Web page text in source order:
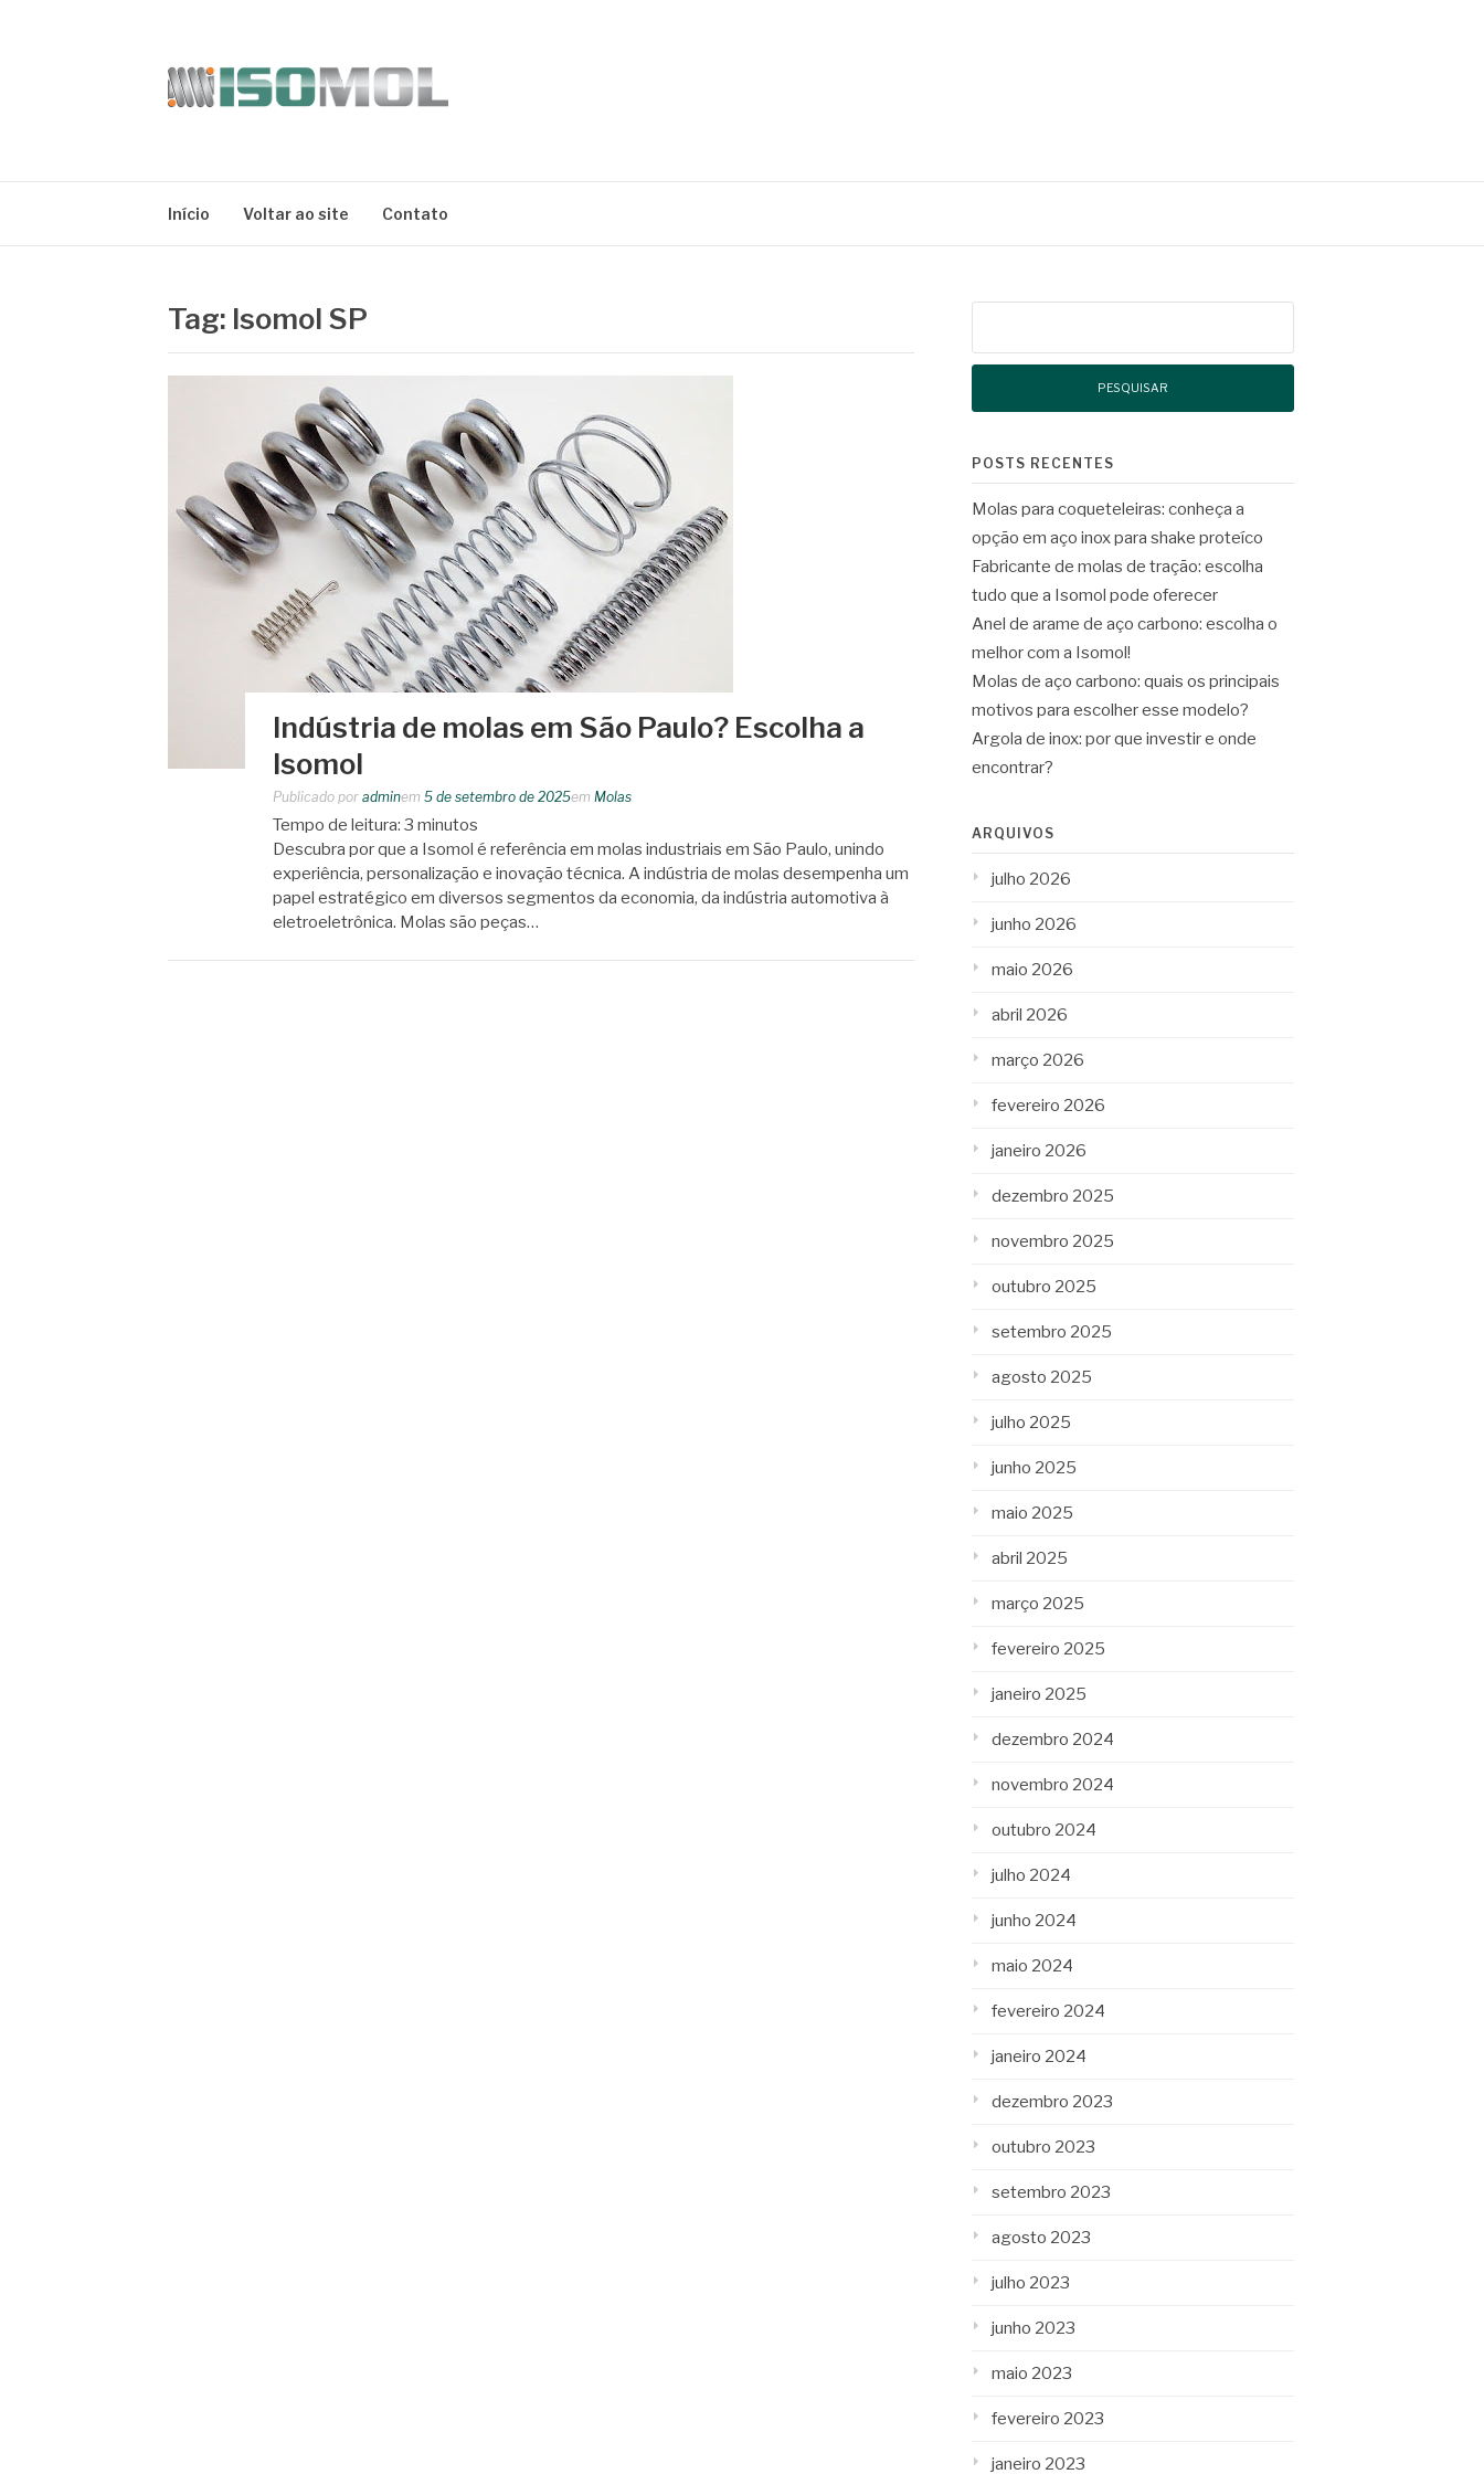
Início Voltar ao site Contato
Tag: Isomol SP
Indústria de molas em São Paulo? Escolha a
Isomol
Publicado por adminem 5 de setembro de 2025em Molas
Tempo de leitura: 3 minutos
Descubra por que a Isomol é referência em molas industriais em São Paulo, unindo
experiência, personalização e inovação técnica. A indústria de molas desempenha um
papel estratégico em diversos segmentos da economia, da indústria automotiva à
eletroeletrônica. Molas são peças…
POSTS RECENTES
Molas para coqueteleiras: conheça a
opção em aço inox para shake proteíco
Fabricante de molas de tração: escolha
tudo que a Isomol pode oferecer
Anel de arame de aço carbono: escolha o
melhor com a Isomol!
Molas de aço carbono: quais os principais
motivos para escolher esse modelo?
Argola de inox: por que investir e onde
encontrar?
ARQUIVOS
julho 2026
junho 2026
maio 2026
abril 2026
março 2026
fevereiro 2026
janeiro 2026
dezembro 2025
novembro 2025
outubro 2025
setembro 2025
agosto 2025
julho 2025
junho 2025
maio 2025
abril 2025
março 2025
fevereiro 2025
janeiro 2025
dezembro 2024
novembro 2024
outubro 2024
julho 2024
junho 2024
maio 2024
fevereiro 2024
janeiro 2024
dezembro 2023
outubro 2023
setembro 2023
agosto 2023
julho 2023
junho 2023
maio 2023
fevereiro 2023
janeiro 2023